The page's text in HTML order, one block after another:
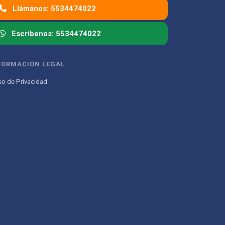
Llámanos: 5534474022
Escríbenos: 5534474022
LEGAL
de Privacidad